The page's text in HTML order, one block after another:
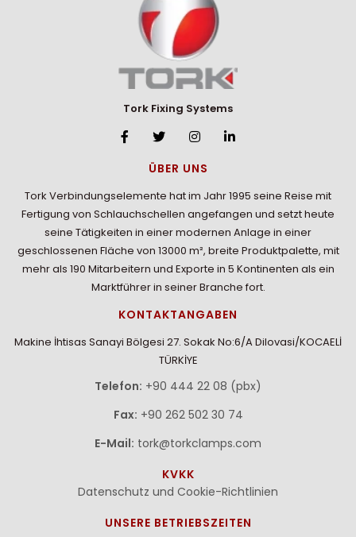
Tork Fixing Systems
ÜBER UNS
Tork Verbindungselemente hat im Jahr 1995 seine Reise mit
Fertigung von Schlauchschellen angefangen und setzt heute
seine Tätigkeiten in einer modernen Anlage in einer
geschlossenen Fläche von 13000 m², breite Produktpalette, mit
mehr als 190 Mitarbeitern und Exporte in 5 Kontinenten als ein
Marktführer in seiner Branche fort.
KONTAKTANGABEN
Makine İhtisas Sanayi Bölgesi 27. Sokak No:6/A Dilovasi/KOCAELİ
TÜRKİYE
Telefon: +90 444 22 08 (pbx)
Fax: +90 262 502 30 74
E-Mail: tork@torkclamps.com
KVKK
Datenschutz und Cookie-Richtlinien
UNSERE BETRIEBSZEITEN